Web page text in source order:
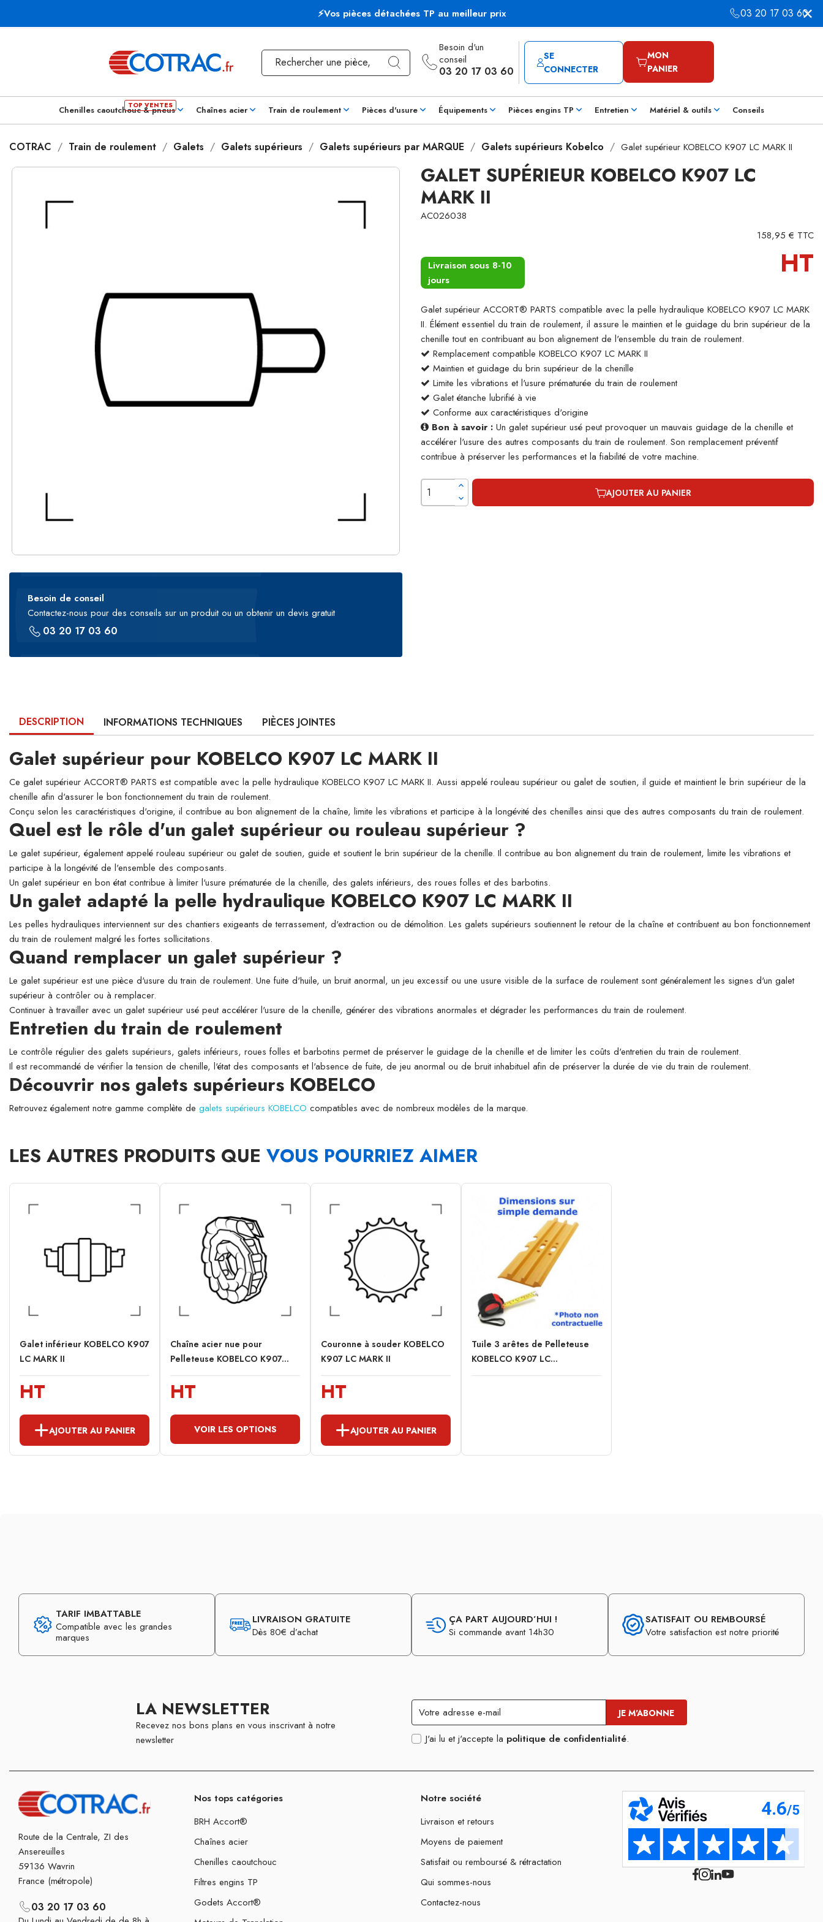
⚡Vos pièces détachées TP au meilleur prix 03 20 17 03 60
Besoin d'un
conseil
03 20 17 03 60
SE
CONNECTER
MON
PANIER
Chenilles caoutchouc & pneus Chaînes acier Train de roulement Pièces d'usure Équipements Pièces engins TP Entretien Matériel & outils Conseils
COTRAC Train de roulement Galets Galets supérieurs Galets supérieurs par MARQUE Galets supérieurs Kobelco Galet supérieur KOBELCO K907 LC MARK II
Besoin de conseil
Contactez-nous pour des conseils sur un produit ou un obtenir un devis gratuit
03 20 17 03 60
GALET SUPÉRIEUR KOBELCO K907 LC
MARK II
AC026038
158,95 € TTC
Livraison sous 8-10
jours
HT
Galet supérieur ACCORT® PARTS compatible avec la pelle hydraulique KOBELCO K907 LC MARK
II. Élément essentiel du train de roulement, il assure le maintien et le guidage du brin supérieur de la
chenille tout en contribuant au bon alignement de l'ensemble du train de roulement.
Remplacement compatible KOBELCO K907 LC MARK II
Maintien et guidage du brin supérieur de la chenille
Limite les vibrations et l'usure prématurée du train de roulement
Galet étanche lubrifié à vie
Conforme aux caractéristiques d'origine
Bon à savoir : Un galet supérieur usé peut provoquer un mauvais guidage de la chenille et
accélérer l'usure des autres composants du train de roulement. Son remplacement préventif
contribue à préserver les performances et la fiabilité de votre machine.
AJOUTER AU PANIER
DESCRIPTION INFORMATIONS TECHNIQUES PIÈCES JOINTES
Galet supérieur pour KOBELCO K907 LC MARK II
Ce galet supérieur ACCORT® PARTS est compatible avec la pelle hydraulique KOBELCO K907 LC MARK II. Aussi appelé rouleau supérieur ou galet de soutien, il guide et maintient le brin supérieur de la
chenille afin d'assurer le bon fonctionnement du train de roulement.
Conçu selon les caractéristiques d'origine, il contribue au bon alignement de la chaîne, limite les vibrations et participe à la longévité des chenilles ainsi que des autres composants du train de roulement.
Quel est le rôle d'un galet supérieur ou rouleau supérieur ?
Le galet supérieur, également appelé rouleau supérieur ou galet de soutien, guide et soutient le brin supérieur de la chenille. Il contribue au bon alignement du train de roulement, limite les vibrations et
participe à la longévité de l'ensemble des composants.
Un galet supérieur en bon état contribue à limiter l'usure prématurée de la chenille, des galets inférieurs, des roues folles et des barbotins.
Un galet adapté la pelle hydraulique KOBELCO K907 LC MARK II
Les pelles hydrauliques interviennent sur des chantiers exigeants de terrassement, d'extraction ou de démolition. Les galets supérieurs soutiennent le retour de la chaîne et contribuent au bon fonctionnement
du train de roulement malgré les fortes sollicitations.
Quand remplacer un galet supérieur ?
Le galet supérieur est une pièce d'usure du train de roulement. Une fuite d'huile, un bruit anormal, un jeu excessif ou une usure visible de la surface de roulement sont généralement les signes d'un galet
supérieur à contrôler ou à remplacer.
Continuer à travailler avec un galet supérieur usé peut accélérer l'usure de la chenille, générer des vibrations anormales et dégrader les performances du train de roulement.
Entretien du train de roulement
Le contrôle régulier des galets supérieurs, galets inférieurs, roues folles et barbotins permet de préserver le guidage de la chenille et de limiter les coûts d'entretien du train de roulement.
Il est recommandé de vérifier la tension de chenille, l'état des composants et l'absence de fuite, de jeu anormal ou de bruit inhabituel afin de préserver la durée de vie du train de roulement.
Découvrir nos galets supérieurs KOBELCO
Retrouvez également notre gamme complète de galets supérieurs KOBELCO compatibles avec de nombreux modèles de la marque.
LES AUTRES PRODUITS QUE VOUS POURRIEZ AIMER
Galet inférieur KOBELCO K907
LC MARK II
HT
AJOUTER AU PANIER
Chaîne acier nue pour
Pelleteuse KOBELCO K907...
HT
VOIR LES OPTIONS
Couronne à souder KOBELCO
K907 LC MARK II
HT
AJOUTER AU PANIER
Tuile 3 arêtes de Pelleteuse
KOBELCO K907 LC...
TARIF IMBATTABLE
Compatible avec les grandes
marques
LIVRAISON GRATUITE
Dès 80€ d’achat
ÇA PART AUJOURD’HUI !
Si commande avant 14h30
SATISFAIT OU REMBOURSÉ
Votre satisfaction est notre priorité
LA NEWSLETTER
Recevez nos bons plans en vous inscrivant à notre
newsletter
J'ai lu et j'accepte la politique de confidentialité.
Route de la Centrale, ZI des
Ansereuilles
59136 Wavrin
France (métropole)
03 20 17 03 60
Nos tops catégories
BRH Accort®
Chaînes acier
Chenilles caoutchouc
Filtres engins TP
Godets Accort®
Notre société
Livraison et retours
Moyens de paiement
Satisfait ou remboursé & rétractation
Qui sommes-nous
Contactez-nous